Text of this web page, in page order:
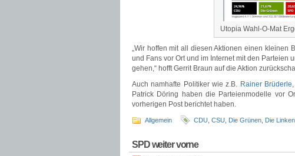
Utopia Wahl-O-Mat
„Wir hoffen mit all diesen Aktionen einen kleinen
und Fans vor Ort und im Internet mit den Parteien
gehen,“ hofft Gerrit Braun auf die Aktion
Auch namhafte Politiker wie z.B. Rainer Brüderle,
Patrick Döring haben die Parteienmodelle vor
vorherigen Post berichtet haben.
Allgemein CDU CSU Die Grünen Die Linken
SPD weiter vorne